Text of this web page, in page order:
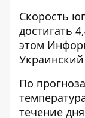
Скорость
достигать
этом
По
течение